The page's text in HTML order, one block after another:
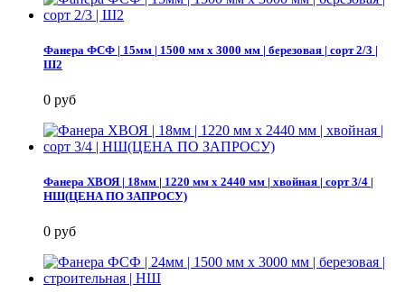
Фанера ФСФ | 15мм | 1500 мм х 3000 мм | березовая | сорт 2/3 |
Ш2
0 руб
Фанера ХВОЯ | 18мм | 1220 мм х 2440 мм | хвойная | сорт 3/4 |
НШ(ЦЕНА ПО ЗАПРОСУ)
0 руб